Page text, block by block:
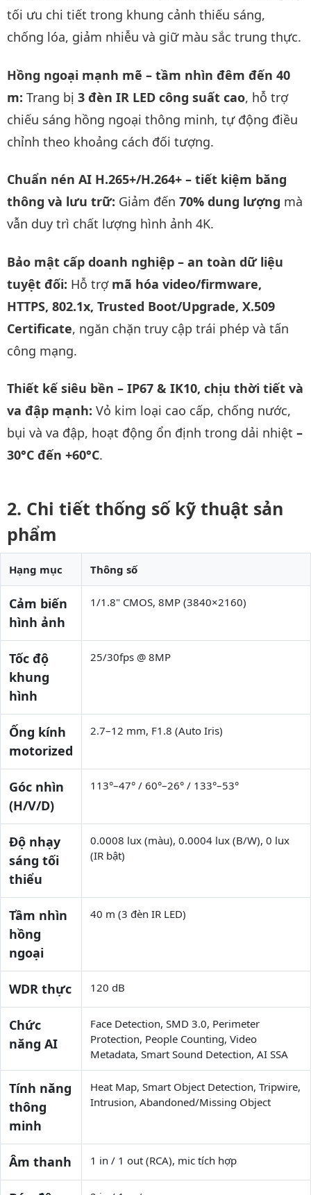
tối ưu chi tiết trong khung cảnh thiếu sáng,
chống lóa, giảm nhiễu và giữ màu sắc trung thực.
Hồng ngoại mạnh mẽ – tầm nhìn đêm đến 40
m: Trang bị 3 đèn IR LED công suất cao, hỗ trợ
chiếu sáng hồng ngoại thông minh, tự động điều
chỉnh theo khoảng cách đối tượng.
Chuẩn nén AI H.265+/H.264+ – tiết kiệm băng
thông và lưu trữ: Giảm đến 70% dung lượng mà
vẫn duy trì chất lượng hình ảnh 4K.
Bảo mật cấp doanh nghiệp – an toàn dữ liệu
tuyệt đối: Hỗ trợ mã hóa video/firmware,
HTTPS, 802.1x, Trusted Boot/Upgrade, X.509
Certificate, ngăn chặn truy cập trái phép và tấn
công mạng.
Thiết kế siêu bền – IP67 & IK10, chịu thời tiết và
va đập mạnh: Vỏ kim loại cao cấp, chống nước,
bụi và va đập, hoạt động ổn định trong dải nhiệt –
30°C đến +60°C.
Chi tiết thống số kỹ thuật sản
phẩm
Hạng mục Thông số
Cảm biến
hình ảnh
1/1.8" CMOS, 8MP (3840×2160)
Tốc độ
khung
hình
25/30fps @ 8MP
Ống kính
motorized
2.7–12 mm, F1.8 (Auto Iris)
Góc nhìn
(H/V/D)
113°–47° / 60°–26° / 133°–53°
Độ nhạy
sáng tối
thiểu
0.0008 lux (màu), 0.0004 lux (B/W), 0 lux
(IR bật)
Tầm nhìn
hồng
ngoại
40 m (3 đèn IR LED)
WDR thực 120 dB
Chức
năng AI
Face Detection, SMD 3.0, Perimeter
Protection, People Counting, Video
Metadata, Smart Sound Detection, AI SSA
Tính năng
thông
minh
Heat Map, Smart Object Detection, Tripwire,
Intrusion, Abandoned/Missing Object
Âm thanh 1 in / 1 out (RCA), mic tích hợp